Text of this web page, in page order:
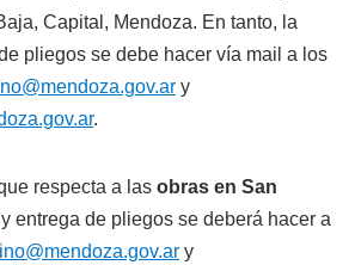
Capital, Mendoza. En tanto, la
pliegos se debe hacer vía mail a los
y
.
respecta a las obras en San
entrega de pliegos se deberá hacer a
y